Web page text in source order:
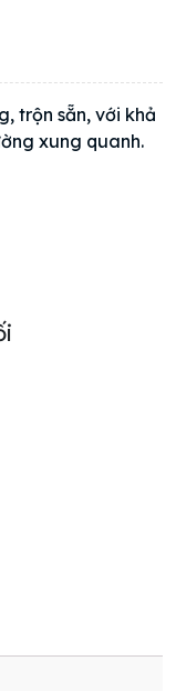
trộn sẵn, với khả
xung quanh.